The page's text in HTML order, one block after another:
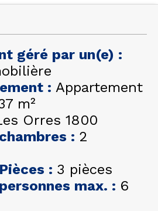
HIVER
92 44 19 17
géré par un(e) :
: Appartement
m²
Orres 1800
: 2
: 3 pièces
max. : 6